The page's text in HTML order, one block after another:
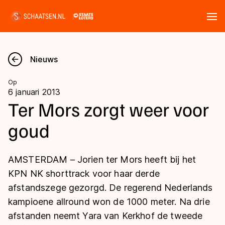
Nieuws
Kalender
Disciplines
Langebaan
Shorttrack
Inlineskaten
Uitslagen
Langebaan
Shorttrack
Marathon
Tijden & historie
Ranglijsten Langebaan
Nieuws
Op
6 januari 2013
Ter Mors zorgt weer voor
goud
AMSTERDAM – Jorien ter Mors heeft bij het
KPN NK shorttrack voor haar derde
afstandszege gezorgd. De regerend Nederlands
kampioene allround won de 1000 meter. Na drie
afstanden neemt Yara van Kerkhof de tweede